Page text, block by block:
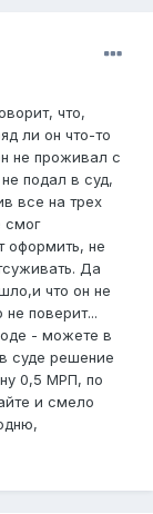
что,
ли он что-то
не проживал с
подал в суд,
все на трех
смог
оформить, не
Да
что он не
поверит...
- можете в
суде решение
0,5 МРП, по
и смело